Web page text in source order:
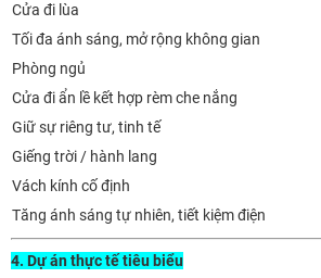
Cửa đi lùa
Tối đa ánh sáng, mở rộng không gian
Phòng ngủ
Cửa đi ẩn lề kết hợp rèm che nắng
Giữ sự riêng tư, tinh tế
Giếng trời / hành lang
Vách kính cố định
Tăng ánh sáng tự nhiên, tiết kiệm điện
4. Dự án thực tế tiêu biểu